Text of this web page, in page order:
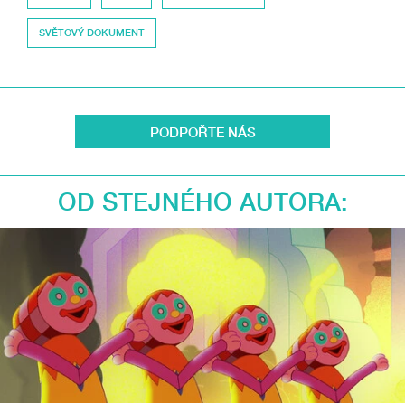
SVĚTOVÝ DOKUMENT
PODPOŘTE NÁS
OD STEJNÉHO AUTORA: